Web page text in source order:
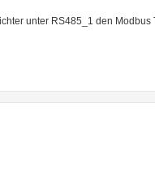
unter RS485_1 den Modbus